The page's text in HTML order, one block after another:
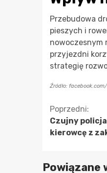
Przebudowa
pieszych i
nowoczesnym
przyjezdni
strategię
Źródło:
Poprzedni:
Czujny
kierowcę z
Powiązane